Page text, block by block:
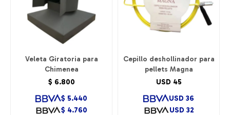
Veleta Giratoria para
Chimenea
$ 6.800
$ 4.760
$ 5.440
Cepillo deshollinador para
pellets Magna
USD 45
USD 32
USD 36